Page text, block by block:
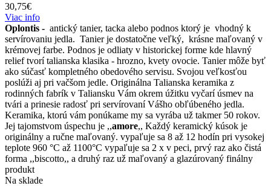
30,75€
Viac info
Oplontis - antický tanier, tacka alebo podnos ktorý je vhodný k
servírovaniu jedla. Tanier je dostatočne veľký, krásne maľovaný v
krémovej farbe. Podnos je odliaty v historickej forme kde hlavný
relief tvorí talianska klasika - hrozno, kvety ovocie. Tanier môže byť
ako súčasť kompletného obedového servisu. Svojou veľkosťou
poslúži aj pri vačšom jedle. Originálna Talianska keramika z
rodinných fabrík v Taliansku Vám okrem úžitku vyčarí úsmev na
tvári a prinesie radosť pri servírovaní Vášho obľúbeného jedla.
Keramika, ktorú vám ponúkame my sa vyrába už takmer 50 rokov.
Jej tajomstvom úspechu je ,,amore,, Každý keramický kúsok je
originálny a ručne maľovaný. vypaľuje sa 8 až 12 hodín pri vysokej
teplote 960 °C až 1100°C vypaľuje sa 2 x v peci, prvý raz ako čistá
forma ,,biscotto,, a druhý raz už maľovaný a glazúrovaný finálny
produkt
Na sklade